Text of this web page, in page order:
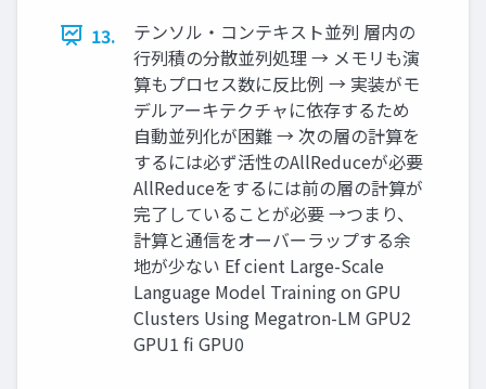
13.
テンソル・コンテキスト並列 層内の
行列積の分散並列処理 → メモリも演
算もプロセス数に反比例 → 実装がモ
デルアーキテクチャに依存するため
自動並列化が困難 → 次の層の計算を
するには必ず活性のAllReduceが必要
AllReduceをするには前の層の計算が
完了していることが必要 →つまり、
計算と通信をオーバーラップする余
地が少ない Ef cient Large-Scale
Language Model Training on GPU
Clusters Using Megatron-LM GPU2
GPU1 fi GPU0